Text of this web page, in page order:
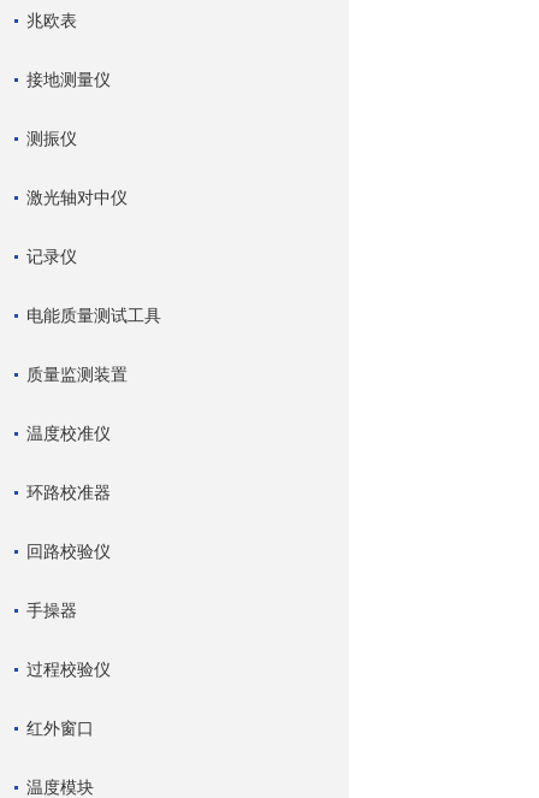
兆欧表
接地测量仪
测振仪
激光轴对中仪
记录仪
电能质量测试工具
质量监测装置
温度校准仪
环路校准器
回路校验仪
手操器
过程校验仪
红外窗口
温度模块